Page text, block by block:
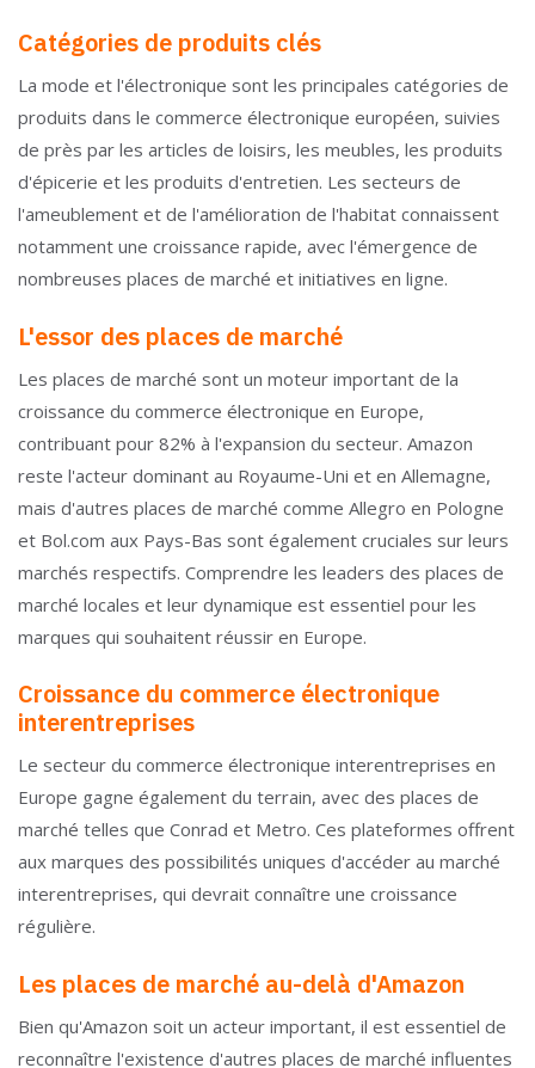
Catégories de produits clés
La mode et l'électronique sont les principales catégories de
produits dans le commerce électronique européen, suivies
de près par les articles de loisirs, les meubles, les produits
d'épicerie et les produits d'entretien. Les secteurs de
l'ameublement et de l'amélioration de l'habitat connaissent
notamment une croissance rapide, avec l'émergence de
nombreuses places de marché et initiatives en ligne.
L'essor des places de marché
Les places de marché sont un moteur important de la
croissance du commerce électronique en Europe,
contribuant pour 82% à l'expansion du secteur. Amazon
reste l'acteur dominant au Royaume-Uni et en Allemagne,
mais d'autres places de marché comme Allegro en Pologne
et Bol.com aux Pays-Bas sont également cruciales sur leurs
marchés respectifs. Comprendre les leaders des places de
marché locales et leur dynamique est essentiel pour les
marques qui souhaitent réussir en Europe.
Croissance du commerce électronique
interentreprises
Le secteur du commerce électronique interentreprises en
Europe gagne également du terrain, avec des places de
marché telles que Conrad et Metro. Ces plateformes offrent
aux marques des possibilités uniques d'accéder au marché
interentreprises, qui devrait connaître une croissance
régulière.
Les places de marché au-delà d'Amazon
Bien qu'Amazon soit un acteur important, il est essentiel de
reconnaître l'existence d'autres places de marché influentes